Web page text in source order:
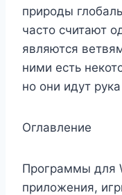
природы
часто считают
являются
ними есть
но они идут
Оглавление
Программы для
приложения,